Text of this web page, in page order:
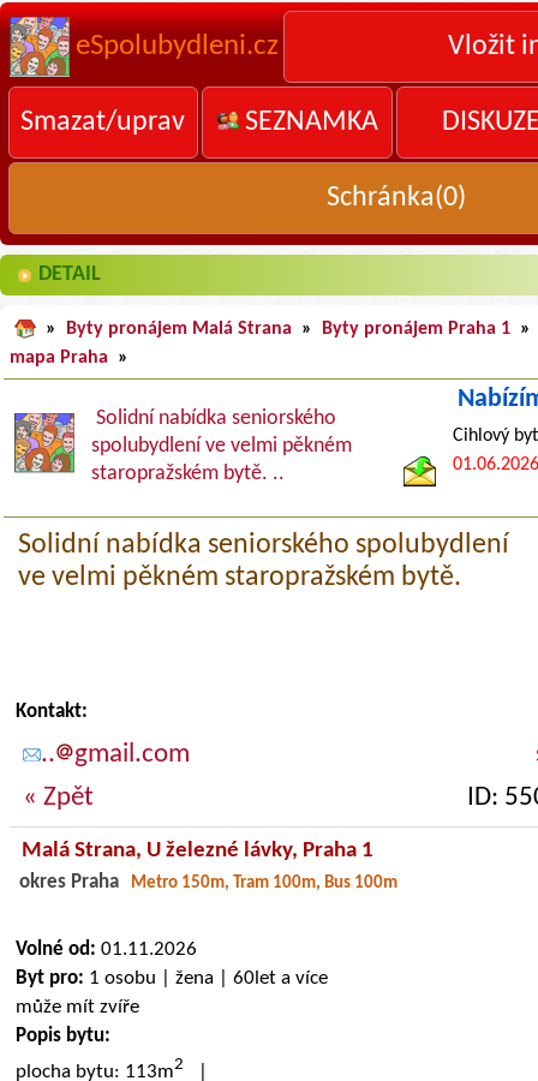
eSpolubydleni.cz Vložit
Smazat/uprav SEZNAMKA
Schránka(0)
DETAIL
» Byty pronájem Malá Strana » Byty pronájem Praha 1 »
mapa Praha
»
Solidní nabídka seniorského
spolubydlení ve velmi pěkném
staropražském bytě. ..
Cihlový
01.06.2026
Solidní nabídka seniorského spolubydlení
ve velmi pěkném staropražském bytě.
Kontakt:
.. gmail.com
« Zpět
ID:
Malá Strana, U železné lávky, Praha 1
okres Praha Metro 150m, Tram 100m, Bus 100m
Volné od: 01.11.2026
Byt pro: 1 osobu | žena | 60let a více
může mít zvíře
Popis bytu:
plocha bytu: 113m2